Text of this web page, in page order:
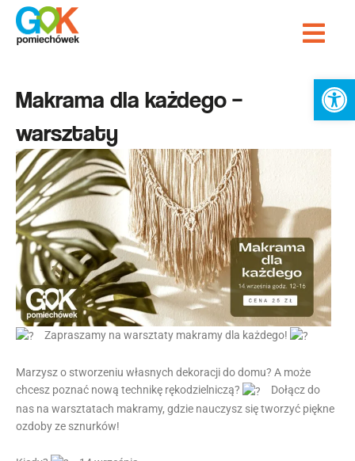
Przejdź
treści
Makrama dla każdego –
warsztaty
Zapraszamy na warsztaty makramy dla każdego!
Marzysz o stworzeniu własnych dekoracji do domu? A może
chcesz poznać nową technikę rękodzielniczą?
Dołącz do
nas na warsztatach makramy, gdzie nauczysz się tworzyć piękne
ozdoby ze sznurków!